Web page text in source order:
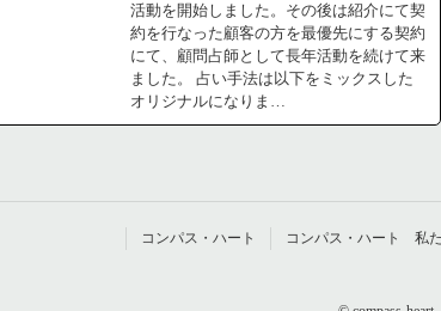
活動を開始しました。その後は紹介にて契
約を行なった顧客の方を最優先にする契約
にて、顧問占師として長年活動を続けて来
ました。 占い手法は以下をミックスした
オリジナルになりま…
コンパス・ハート コンパス・ハート 私